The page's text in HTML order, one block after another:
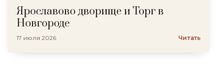
Ярославово дворище и Торг в
Новгороде
17 июля 2026 Читать